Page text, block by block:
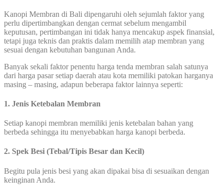
Kanopi Membran di Bali dipengaruhi oleh sejumlah faktor yang
perlu dipertimbangkan dengan cermat sebelum mengambil
keputusan, pertimbangan ini tidak hanya mencakup aspek finansial,
tetapi juga teknis dan praktis dalam memilih atap membran yang
sesuai dengan kebutuhan bangunan Anda.
Banyak sekali faktor penentu harga tenda membran salah satunya
dari harga pasar setiap daerah atau kota memiliki patokan harganya
masing – masing, adapun beberapa faktor lainnya seperti:
1. Jenis Ketebalan Membran
Setiap kanopi membran memiliki jenis ketebalan bahan yang
berbeda sehingga itu menyebabkan harga kanopi berbeda.
2. Spek Besi (Tebal/Tipis Besar dan Kecil)
Begitu pula jenis besi yang akan dipakai bisa di sesuaikan dengan
keinginan Anda.